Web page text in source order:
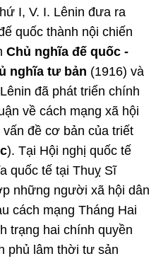
I, V. I. Lênin đưa ra
quốc thành nội chiến
Chủ nghĩa đế quốc -
nghĩa tư bản (1916) và
đã phát triển chính
về cách mạng xã hội
đề cơ bản của triết
). Tại Hội nghị quốc tế
quốc tế tại Thuỵ Sĩ
những người xã hội dân
cách mạng Tháng Hai
trạng hai chính quyền
phủ lâm thời tư sản